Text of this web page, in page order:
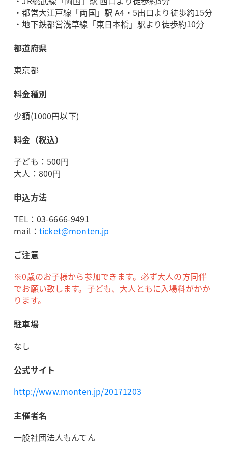
・都営大江戸線「両国」駅 A4・5出口より徒歩約15分
・地下鉄都営浅草線「東日本橋」駅より徒歩約10分
都道府県
東京都
料金種別
少額(1000円以下)
料金（税込）
子ども：500円
大人：800円
申込方法
TEL：03-6666-9491
mail： ticket@monten.jp
ご注意
※0歳のお子様から参加できます。必ず大人の方同伴
でお願い致します。子ども、大人ともに入場料がかか
ります。
駐車場
なし
公式サイト
http://www.monten.jp/20171203
主催者名
一般社団法人もんてん